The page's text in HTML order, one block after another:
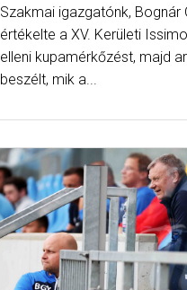
Szakmai igazgatónk, Bognár
értékelte a XV. Kerületi
elleni kupamérkőzést, majd
beszélt, mik a...